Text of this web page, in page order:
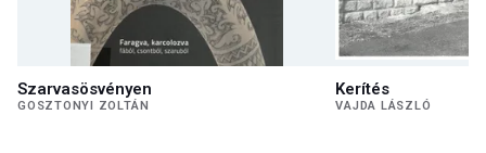
Szarvasösvényen
GOSZTONYI ZOLTÁN
Kerítés
VAJDA LÁSZLÓ